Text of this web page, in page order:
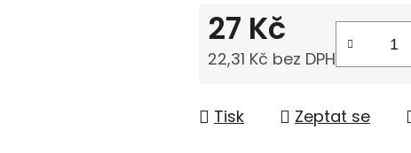
27 Kč
22,31 Kč bez DPH
Tisk Zeptat se